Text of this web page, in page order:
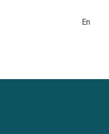
En